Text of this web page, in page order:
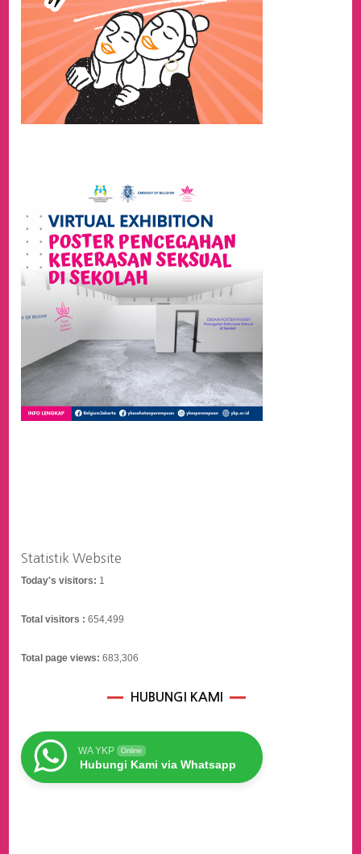
Statistik Website
Today's visitors: 1
Total visitors :654,499
Total page views:683,306
HUBUNGI KAMI
WA YKP Online
Hubungi Kami via Whatsapp